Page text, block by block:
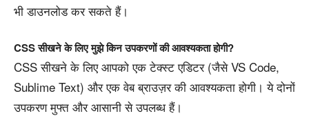
भी डाउनलोड कर सकते हैं।
CSS सीखने के लिए मुझे किन उपकरणों की आवश्यकता होगी?
CSS सीखने के लिए आपको एक टेक्स्ट एडिटर (जैसे VS Code,
Sublime Text) और एक वेब ब्राउज़र की आवश्यकता होगी। ये दोनों
उपकरण मुफ्त और आसानी से उपलब्ध हैं।